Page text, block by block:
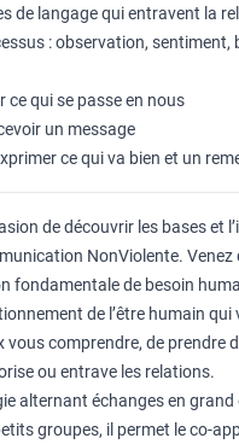
de langage qui entravent la
: observation, sentiment,
ce qui se passe en nous
un message
ce qui va bien et un
de découvrir les bases et
NonViolente. Venez
fondamentale de besoin
de l’être humain qui
comprendre, de prendre
ou entrave les relations.
alternant échanges en grand
groupes, il permet le co-